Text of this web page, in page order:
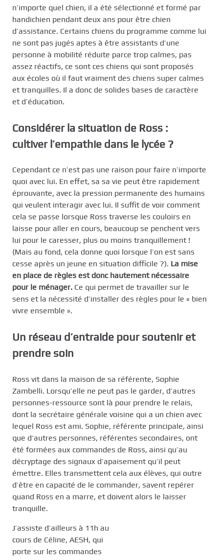
n’importe quel chien, il a été sélectionné et formé par
handichien pendant deux ans pour être chien
d’assistance. Certains chiens du programme comme lui
ne sont pas jugés aptes à être assistants d’une
personne à mobilité réduite parce trop calmes, pas
assez réactifs, ce sont ces chiens qui sont proposés
aux écoles où il faut vraiment des chiens super calmes
et tranquilles. Il a donc de solides bases de caractère
et d’éducation.
Considérer la situation de Ross :
cultiver l’empathie dans le lycée ?
Cependant ce n’est pas une raison pour faire n’importe
quoi avec lui. En effet, sa sa vie peut être rapidement
éprouvante, avec la pression permanente des humains
qui veulent interagir avec lui. Il suffit de voir comment
cela se passe lorsque Ross traverse les couloirs en
laisse pour aller en cours, beaucoup se penchent vers
lui pour le caresser, plus ou moins tranquillement !
(Mais au fond, cela donne quoi lorsque l’on est sans
cesse après un jeune en situation difficile ?). La mise
en place de règles est donc hautement nécessaire
pour le ménager. Ce qui permet de travailler sur le
sens et la nécessité d’installer des règles pour le « bien
vivre ensemble ».
Un réseau d’entraide pour soutenir et
prendre soin
Ross vit dans la maison de sa référente, Sophie
Zambelli. Lorsqu’elle ne peut pas le garder, d’autres
personnes-ressource sont là pour prendre le relais,
dont la secrétaire générale voisine qui a un chien avec
lequel Ross est ami. Sophie, référente principale, ainsi
que d’autres personnes, référentes secondaires, ont
été formées aux commandes de Ross, ainsi qu’au
décryptage des signaux d’apaisement qu’il peut
émettre. Elles transmettent cela aux élèves, qui outre
d’être en capacité de le commander, savent repérer
quand Ross en a marre, et doivent alors le laisser
tranquille.
J’assiste d’ailleurs à 11h au
cours de Céline, AESH, qui
porte sur les commandes